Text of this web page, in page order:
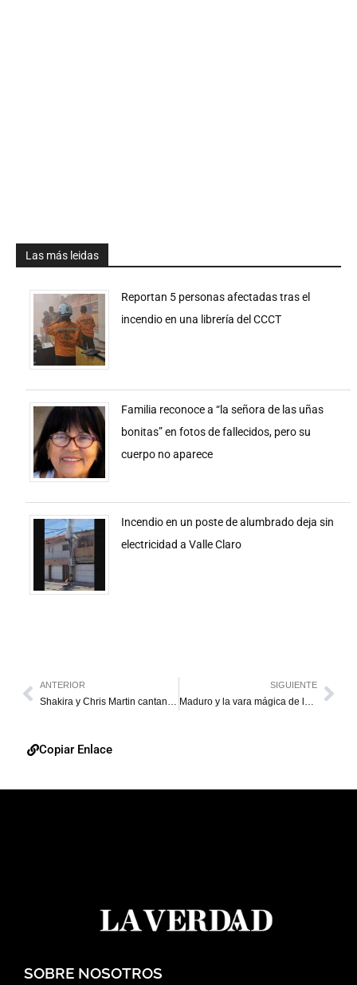
Las más leidas
Reportan 5 personas afectadas tras el
incendio en una librería del CCCT
Familia reconoce a “la señora de las uñas
bonitas” en fotos de fallecidos, pero su
cuerpo no aparece
Incendio en un poste de alumbrado deja sin
electricidad a Valle Claro
ANTERIOR
Shakira y Chris Martin cantan juntos en festival en Alemania
SIGUIENTE
Maduro y la vara mágica de la constituyente
Copiar Enlace
SOBRE NOSOTROS